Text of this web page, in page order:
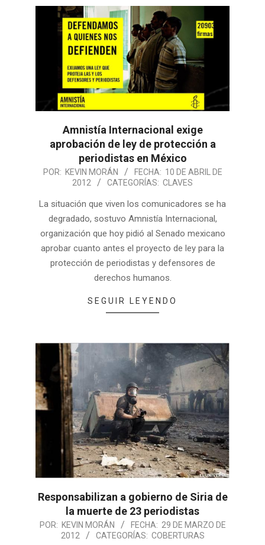
Amnistía Internacional exige
aprobación de ley de protección a
periodistas en México
POR: KEVIN MORÁN FECHA: 10 DE ABRIL DE
2012
CATEGORÍAS: CLAVES
La situación que viven los comunicadores se ha
degradado, sostuvo Amnistía Internacional,
organización que hoy pidió al Senado mexicano
aprobar cuanto antes el proyecto de ley para la
protección de periodistas y defensores de
derechos humanos.
SEGUIR LEYENDO
Responsabilizan a gobierno de Siria de
la muerte de 23 periodistas
POR: KEVIN MORÁN FECHA: 29 DE MARZO DE
2012
CATEGORÍAS: COBERTURAS